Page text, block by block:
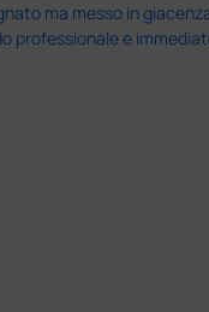
ma messo in
e